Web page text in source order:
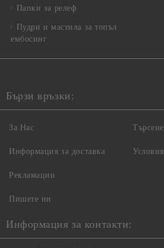
Папки за релеф
Пудри и мастила за топъл
ембосинг
Бързи връзки:
За Нас
Информация за доставка
Рекламации
Пишете ни
Търсене
Условия
Информация за контакти: